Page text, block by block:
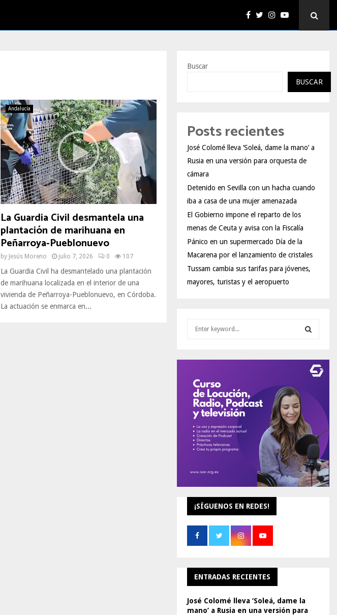
Andalucía
La Guardia Civil desmantela una
plantación de marihuana en
Peñarroya-Pueblonuevo
by Jesús Moreno julio 7, 2026 0 107
La Guardia Civil ha desmantelado una plantación
de marihuana localizada en el interior de una
vivienda de Peñarroya-Pueblonuevo, en Córdoba.
La actuación se enmarca en...
Buscar
BUSCAR
Posts recientes
José Colomé lleva ‘Soleá, dame la mano’ a
Rusia en una versión para orquesta de
cámara
Detenido en Sevilla con un hacha cuando
iba a casa de una mujer amenazada
El Gobierno impone el reparto de los
menas de Ceuta y avisa con la Fiscalía
Pánico en un supermercado Día de la
Macarena por el lanzamiento de cristales
Tussam cambia sus tarifas para jóvenes,
mayores, turistas y el aeropuerto
C
H
¡SÍGUENOS EN REDES!
ENTRADAS RECIENTES
José Colomé lleva ‘Soleá, dame la
mano’ a Rusia en una versión para